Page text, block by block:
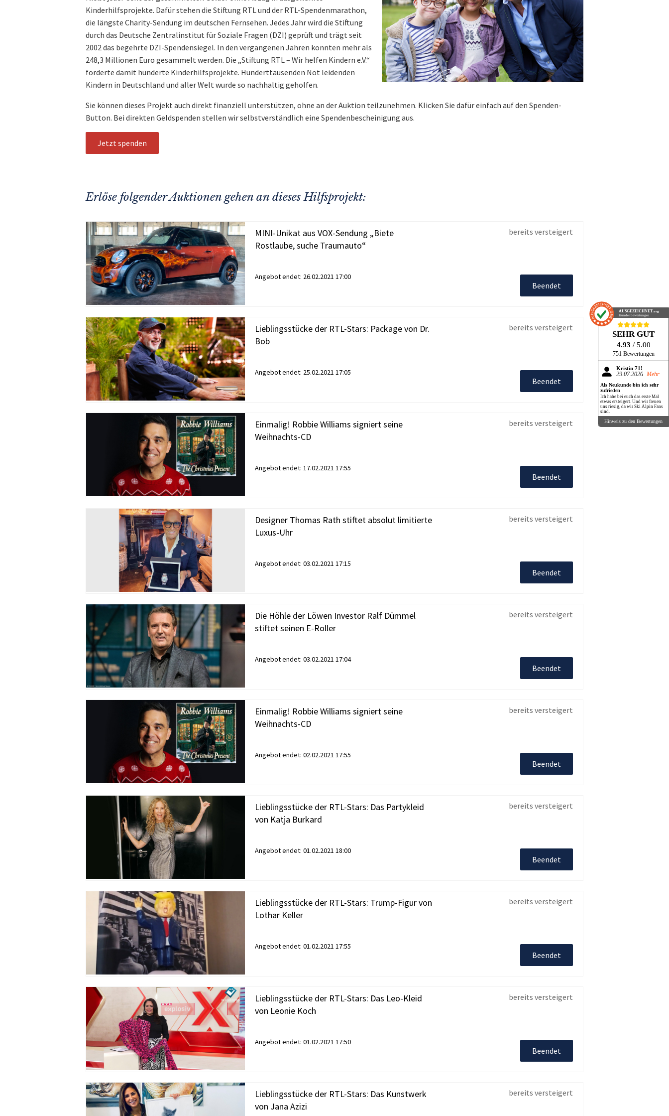
Kinderhilfsprojekte. Dafür stehen die Stiftung RTL und der RTL-Spendenmarathon,
die längste Charity-Sendung im deutschen Fernsehen. Jedes Jahr wird die Stiftung
durch das Deutsche Zentralinstitut für Soziale Fragen (DZI) geprüft und trägt seit
2002 das begehrte DZI-Spendensiegel. In den vergangenen Jahren konnten mehr als
248,3 Millionen Euro gesammelt werden. Die „Stiftung RTL – Wir helfen Kindern e.V.“
förderte damit hunderte Kinderhilfsprojekte. Hunderttausenden Not leidenden
Kindern in Deutschland und aller Welt wurde so nachhaltig geholfen.
Sie können dieses Projekt auch direkt finanziell unterstützen, ohne an der Auktion teilzunehmen. Klicken Sie dafür einfach auf den Spenden-
Button. Bei direkten Geldspenden stellen wir selbstverständlich eine Spendenbescheinigung aus.
Jetzt spenden
Erlöse folgender Auktionen gehen an dieses Hilfsprojekt:
MINI-Unikat aus VOX-Sendung „Biete
Rostlaube, suche Traumauto“
bereits versteigert
Angebot endet: 26.02.2021 17:00
Beendet
Lieblingsstücke der RTL-Stars: Package von Dr.
Bob
bereits versteigert
Angebot endet: 25.02.2021 17:05
Beendet
Einmalig! Robbie Williams signiert seine
Weihnachts-CD
bereits versteigert
Angebot endet: 17.02.2021 17:55
Beendet
Designer Thomas Rath stiftet absolut limitierte
Luxus-Uhr
bereits versteigert
Angebot endet: 03.02.2021 17:15
Beendet
Die Höhle der Löwen Investor Ralf Dümmel
stiftet seinen E-Roller
bereits versteigert
Angebot endet: 03.02.2021 17:04
Beendet
Einmalig! Robbie Williams signiert seine
Weihnachts-CD
bereits versteigert
Angebot endet: 02.02.2021 17:55
Beendet
Lieblingsstücke der RTL-Stars: Das Partykleid
von Katja Burkard
bereits versteigert
Angebot endet: 01.02.2021 18:00
Beendet
Lieblingsstücke der RTL-Stars: Trump-Figur von
Lothar Keller
bereits versteigert
Angebot endet: 01.02.2021 17:55
Beendet
Lieblingsstücke der RTL-Stars: Das Leo-Kleid
von Leonie Koch
bereits versteigert
Angebot endet: 01.02.2021 17:50
Beendet
Lieblingsstücke der RTL-Stars: Das Kunstwerk
von Jana Azizi
bereits versteigert
AUSGEZEICHNET.org
Kundenbewertungen
SEHR GUT
4.93 / 5.00
751 Bewertungen
Kristin 71!
29.07.2026 Mehr
Als Neukunde bin ich sehr
zufrieden
Ich habe bei euch das erste Mal
etwas ersteigert. Und wir freuen
uns riesig, da wir Ski Alpin Fans
sind.
Hinweis zu den Bewertungen